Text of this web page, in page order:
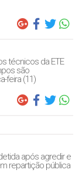
técnicos da ETE
são
feira (11)
após agredir e
repartição pública